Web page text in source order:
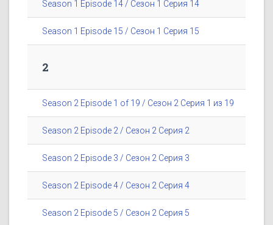
Season 1 Episode 14 / Сезон 1 Серия 14
Season 1 Episode 15 / Сезон 1 Серия 15
2
Season 2 Episode 1 of 19 / Сезон 2 Серия 1 из 19
Season 2 Episode 2 / Сезон 2 Серия 2
Season 2 Episode 3 / Сезон 2 Серия 3
Season 2 Episode 4 / Сезон 2 Серия 4
Season 2 Episode 5 / Сезон 2 Серия 5